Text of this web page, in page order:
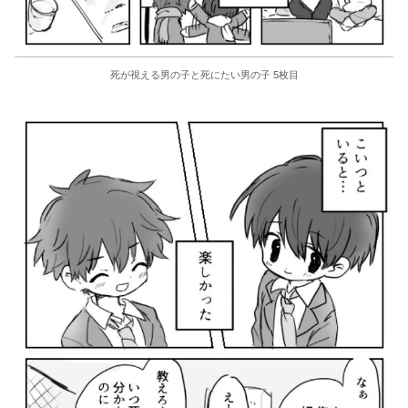
死が視える男の子と死にたい男の子 5枚目